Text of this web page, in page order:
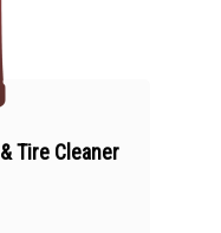
Tire Cleaner